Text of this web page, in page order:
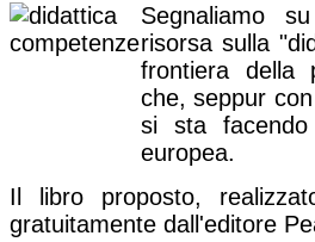
Segnaliamo
risorsa sulla
frontiera della
che, seppur
si sta
europea.
Il libro proposto,
gratuitamente dall'editore